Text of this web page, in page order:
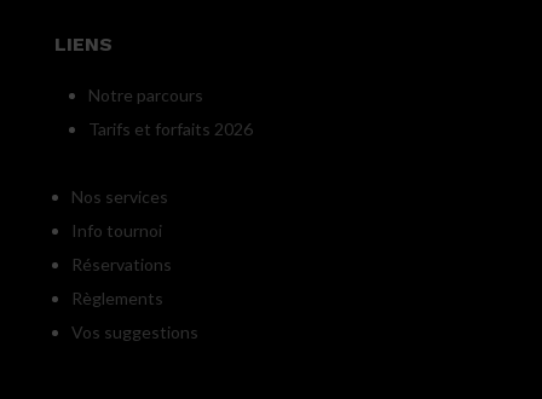
LIENS
Notre parcours
Tarifs et forfaits 2026
Nos services
Info tournoi
Réservations
Règlements
Vos suggestions